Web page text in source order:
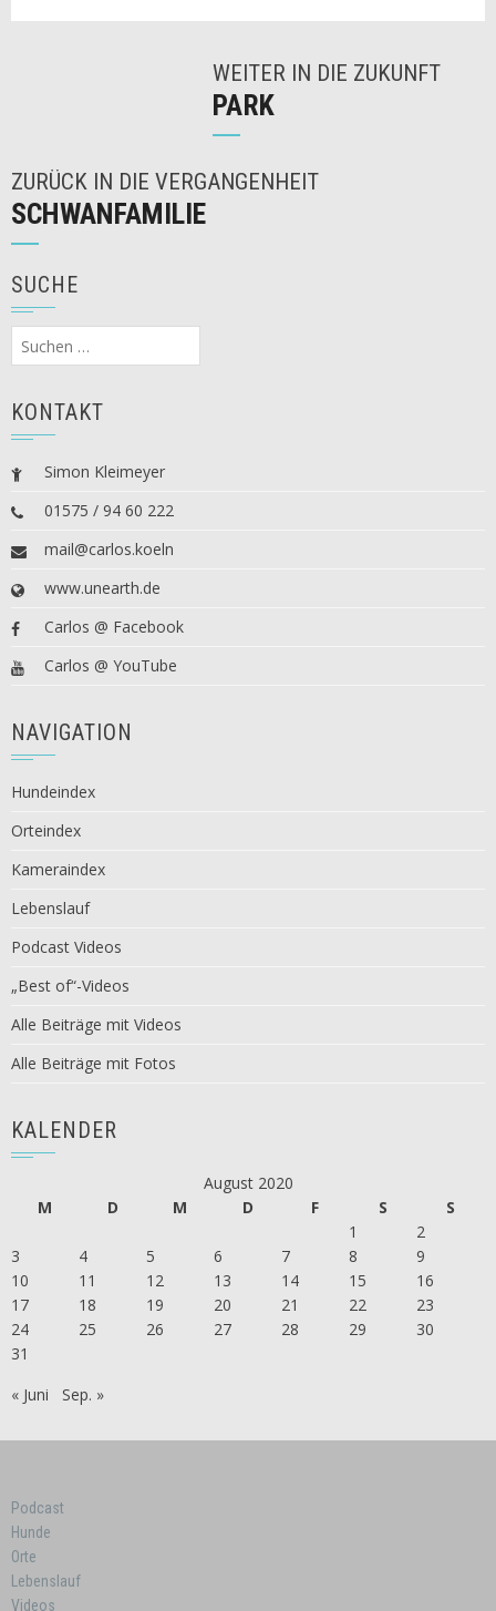
WEITER IN DIE ZUKUNFT
PARK
ZURÜCK IN DIE VERGANGENHEIT
SCHWANFAMILIE
SUCHE
Suchen
nach:
KONTAKT
Simon Kleimeyer
01575 / 94 60 222
mail@carlos.koeln
www.unearth.de
Carlos @ Facebook
Carlos @ YouTube
NAVIGATION
Hundeindex
Orteindex
Kameraindex
Lebenslauf
Podcast Videos
„Best of“-Videos
Alle Beiträge mit Videos
Alle Beiträge mit Fotos
KALENDER
August 2020
M
D M D F S
S
1
2
3
4 5 6 7 8
9
10
11 12 13 14 15
16
17
18 19 20 21 22
23
24
25 26 27 28 29
30
31
« Juni
Sep. »
Podcast
Hunde
Orte
Lebenslauf
Videos